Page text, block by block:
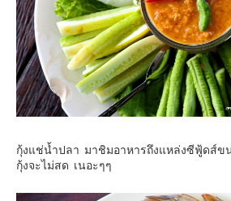
มาเก๊า
มัลดีฟส์
อินเดีย
อินโดนีเซีย
เกาหลีใต้
ฮ่องกง
ไต้หวัน
ฟิลิปปินส์
กุ้งแช่น้ำปลา มาชิมอาหารถึงแหล่งซีฟู้ดส์ข
กุ้งจะไม่สด เนอะๆๆ